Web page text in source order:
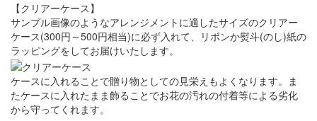
【クリアーケース】
サンプル画像のようなアレンジメントに適したサイズのクリアー
ケース(300円～500円相当)に必ず入れて、リボンか熨斗(のし)紙の
ラッピングをしてお届けいたします。
ケースに入れることで贈り物としての見栄えもよくなります。ま
たケースに入れたまま飾ることでお花の汚れの付着等による劣化
から守ってくれます。